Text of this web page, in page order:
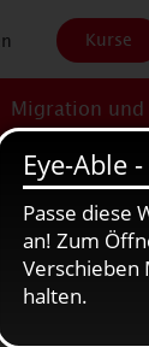
Kurse
Migration